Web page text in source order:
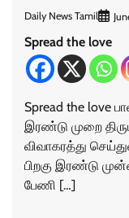
Daily News Tamil
Spread the love
Spread the love
இரண்டு முறை
விவாகரத்து
பிறகு இரண்டு
பேணி […]